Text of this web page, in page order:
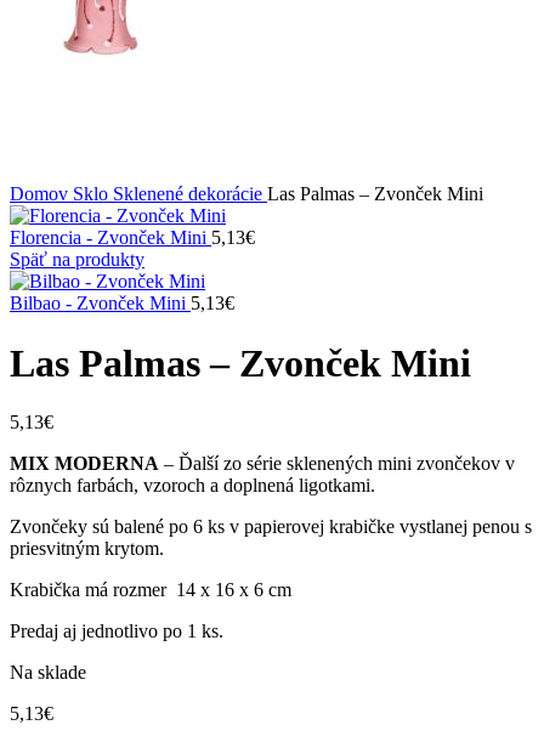
Domov Sklo Sklenené dekorácie Las Palmas – Zvonček Mini
Florencia - Zvonček Mini 5,13€
Späť na produkty
Bilbao - Zvonček Mini 5,13€
Las Palmas – Zvonček Mini
5,13€
MIX MODERNA – Ďalší zo série sklenených mini zvončekov v
rôznych farbách, vzoroch a doplnená ligotkami.
Zvončeky sú balené po 6 ks v papierovej krabičke vystlanej penou s
priesvitným krytom.
Krabička má rozmer 14 x 16 x 6 cm
Predaj aj jednotlivo po 1 ks.
Na sklade
5,13€